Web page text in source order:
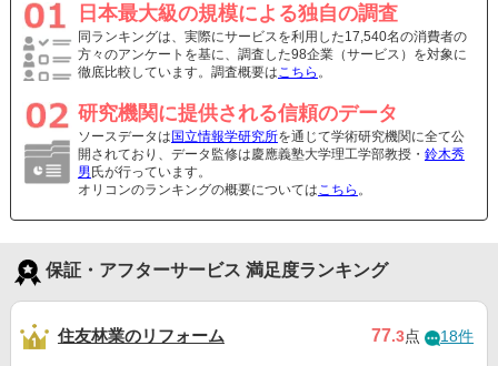
日本最大級の規模による独自の調査
同ランキングは、実際にサービスを利用した17,540名の消費者の
方々のアンケートを基に、調査した98企業（サービス）を対象に
徹底比較しています。調査概要はこちら 。
研究機関に提供される信頼のデータ
ソースデータは 国立情報学研究所を通じて学術研究機関に全て公
開されており、データ監修は慶應義塾大学理工学部教授・ 鈴木秀
男 氏が行っています。
オリコンのランキングの概要についてはこちら 。
保証・アフターサービス 満足度ランキング
住友林業のリフォーム 77.3点 18件